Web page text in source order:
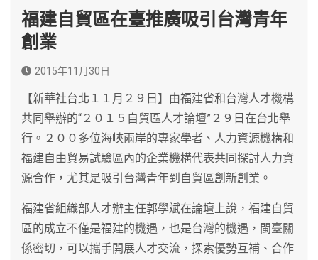
福建自貿區在臺推廣吸引台灣青年
創業
2015年11月30日
【新華社台北１１月２９日】由福建省和台灣人才機構
共同舉辦的“２０１５自貿區人才論壇”２９日在台北舉
行。２００多位海峽兩岸的專家學者、人力資源機構和
福建自由貿易試驗區內的企業機構代表共同探討人力資
源合作，尤其是吸引台灣青年到自貿區創新創業。
福建省組織部人才辦主任郭學斌在論壇上說，福建自貿
區的成立不僅是福建的機遇，也是台灣的機遇，閩臺關
係密切，可以攜手開展人才交流，探索優勢互補、合作